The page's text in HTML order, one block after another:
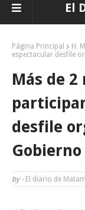
El
Página Principal H.
espectacular desfile
Más de
desfile
by - El diario de